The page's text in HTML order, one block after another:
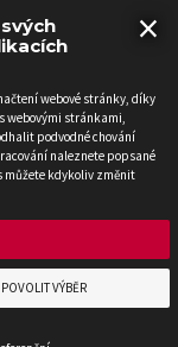
×
webové stránky, díky
webovými stránkami,
podvodné chování
naleznete popsané
můžete kdykoliv změnit
POVOLIT VÝBĚR